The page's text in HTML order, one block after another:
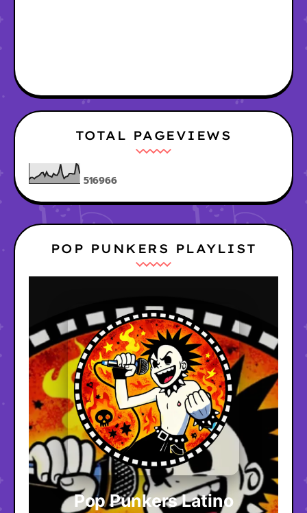
TOTAL PAGEVIEWS
516966
POP PUNKERS PLAYLIST